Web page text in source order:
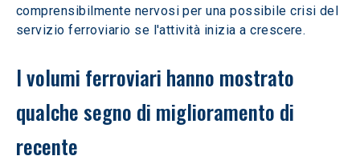
comprensibilmente nervosi per una possibile crisi del
servizio ferroviario se l'attività inizia a crescere.
I volumi ferroviari hanno mostrato
qualche segno di miglioramento di
recente